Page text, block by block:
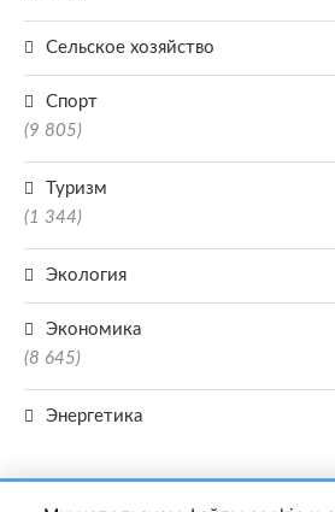
Сельское хозяйство
Спорт
(9 805)
Туризм
(1 344)
Экология
Экономика
(8 645)
Энергетика